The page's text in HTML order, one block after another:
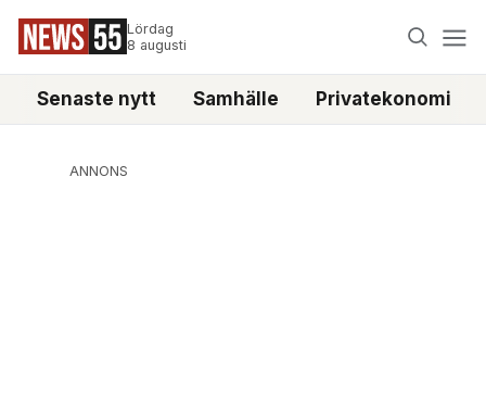
Lördag
8 augusti
Senaste nytt Samhälle Privatekonomi
ANNONS